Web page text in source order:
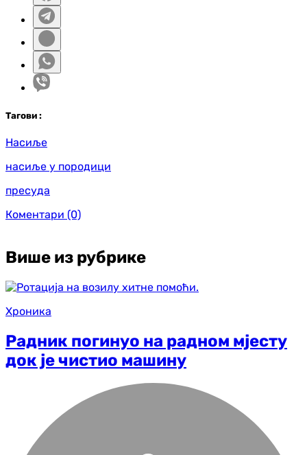
Тагови :
Насиље
насиље у породици
пресуда
Коментари (0)
Више из рубрике
Хроника
Радник погинуо на радном мјесту
док је чистио машину